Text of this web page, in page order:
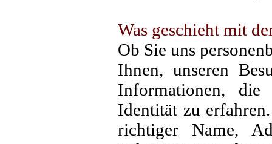
Was geschieht mit
Ob Sie uns
Ihnen, unseren
Informationen,
Identität zu
richtiger Name,